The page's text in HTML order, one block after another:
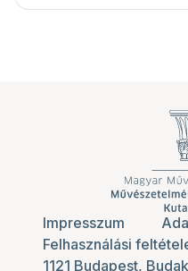
Impresszum
Felhasználási
1121 Budapest,